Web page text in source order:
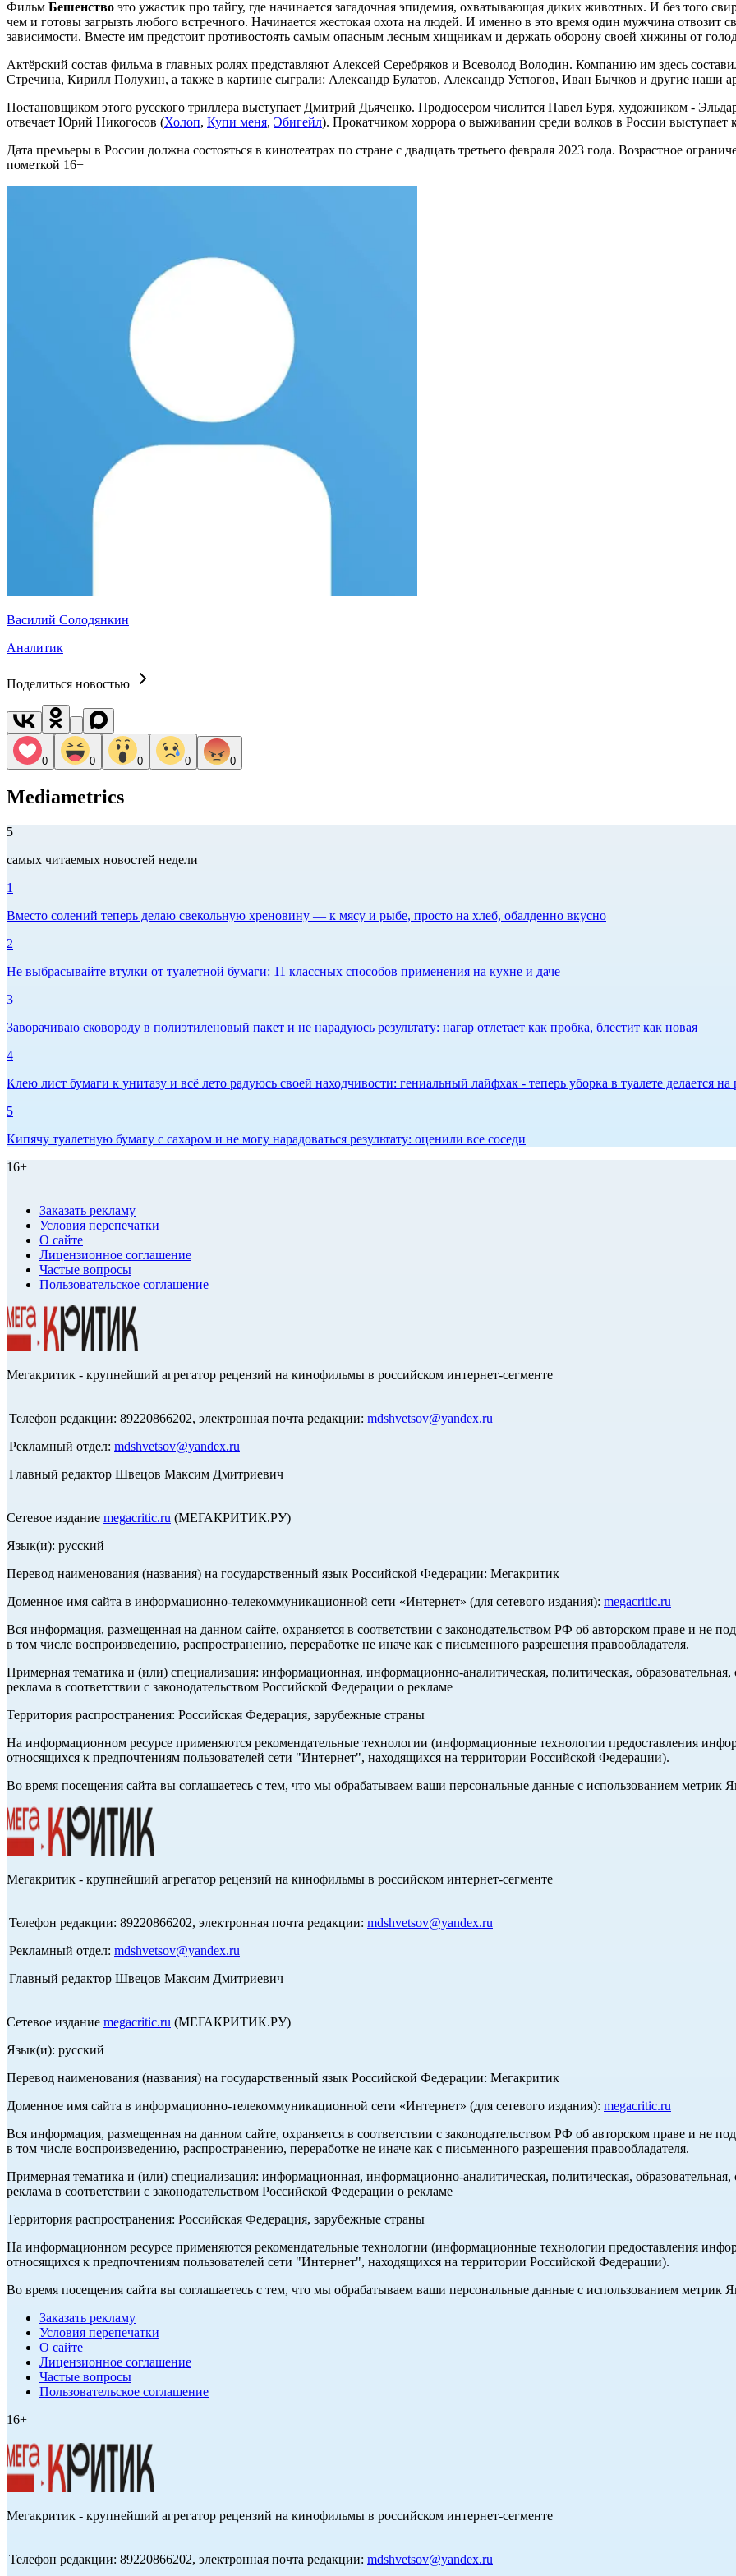
Фильм Бешенство это ужастик про тайгу, где начинается загадочная эпидемия, охватывающая диких животных. И без того
чем и готовы загрызть любого встречного. Начинается жестокая охота на людей. И именно в это время один мужчина отвозит
зависимости. Вместе им предстоит противостоять самым опасным лесным хищникам и держать оборону своей хижины от
Актёрский состав фильма в главных ролях представляют Алексей Серебряков и Всеволод Володин. Компанию им здесь
Стречина, Кирилл Полухин, а также в картине сыграли: Александр Булатов, Александр Устюгов, Иван Бычков и другие наши
Постановщиком этого русского триллера выступает Дмитрий Дьяченко. Продюсером числится Павел Буря, художником -
отвечает Юрий Никогосов (Холоп, Купи меня, Эбигейл). Прокатчиком хоррора о выживании среди волков в России выступает
Дата премьеры в России должна состояться в кинотеатрах по стране с двадцать третьего февраля 2023 года. Возрастное
пометкой 16+
Василий Солодянкин
Аналитик
Поделиться новостью
0 0 0 0 0
Mediametrics
5
самых читаемых новостей недели
1
Вместо солений теперь делаю свекольную хреновину — к мясу и рыбе, просто на хлеб, обалденно вкусно
2
Не выбрасывайте втулки от туалетной бумаги: 11 классных способов применения на кухне и даче
3
Заворачиваю сковороду в полиэтиленовый пакет и не нарадуюсь результату: нагар отлетает как пробка, блестит как новая
4
Клею лист бумаги к унитазу и всё лето радуюсь своей находчивости: гениальный лайфхак - теперь уборка в туалете делается на
5
Кипячу туалетную бумагу с сахаром и не могу нарадоваться результату: оценили все соседи
16+
Заказать рекламу
Условия перепечатки
О сайте
Лицензионное соглашение
Частые вопросы
Пользовательское соглашение
Мегакритик - крупнейший агрегатор рецензий на кинофильмы в российском интернет-сегменте
Телефон редакции: 89220866202, электронная почта редакции: mdshvetsov@yandex.ru
Рекламный отдел: mdshvetsov@yandex.ru
Главный редактор Швецов Максим Дмитриевич
Сетевое издание megacritic.ru (МЕГАКРИТИК.РУ)
Язык(и): русский
Перевод наименования (названия) на государственный язык Российской Федерации: Мегакритик
Доменное имя сайта в информационно-телекоммуникационной сети «Интернет» (для сетевого издания): megacritic.ru
Вся информация, размещенная на данном сайте, охраняется в соответствии с законодательством РФ об авторском праве и не
в том числе воспроизведению, распространению, переработке не иначе как с письменного разрешения правообладателя.
Примерная тематика и (или) специализация: информационная, информационно-аналитическая, политическая, образовательная,
реклама в соответствии с законодательством Российской Федерации о рекламе
Территория распространения: Российская Федерация, зарубежные страны
На информационном ресурсе применяются рекомендательные технологии (информационные технологии предоставления
относящихся к предпочтениям пользователей сети "Интернет", находящихся на территории Российской Федерации).
Во время посещения сайта вы соглашаетесь с тем, что мы обрабатываем ваши персональные данные с использованием метрик
Мегакритик - крупнейший агрегатор рецензий на кинофильмы в российском интернет-сегменте
Телефон редакции: 89220866202, электронная почта редакции: mdshvetsov@yandex.ru
Рекламный отдел: mdshvetsov@yandex.ru
Главный редактор Швецов Максим Дмитриевич
Сетевое издание megacritic.ru (МЕГАКРИТИК.РУ)
Язык(и): русский
Перевод наименования (названия) на государственный язык Российской Федерации: Мегакритик
Доменное имя сайта в информационно-телекоммуникационной сети «Интернет» (для сетевого издания): megacritic.ru
Вся информация, размещенная на данном сайте, охраняется в соответствии с законодательством РФ об авторском праве и не
в том числе воспроизведению, распространению, переработке не иначе как с письменного разрешения правообладателя.
Примерная тематика и (или) специализация: информационная, информационно-аналитическая, политическая, образовательная,
реклама в соответствии с законодательством Российской Федерации о рекламе
Территория распространения: Российская Федерация, зарубежные страны
На информационном ресурсе применяются рекомендательные технологии (информационные технологии предоставления
относящихся к предпочтениям пользователей сети "Интернет", находящихся на территории Российской Федерации).
Во время посещения сайта вы соглашаетесь с тем, что мы обрабатываем ваши персональные данные с использованием метрик
Заказать рекламу
Условия перепечатки
О сайте
Лицензионное соглашение
Частые вопросы
Пользовательское соглашение
16+
Мегакритик - крупнейший агрегатор рецензий на кинофильмы в российском интернет-сегменте
Телефон редакции: 89220866202, электронная почта редакции: mdshvetsov@yandex.ru